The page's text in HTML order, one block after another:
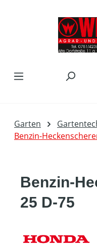
Garten
Benzin-
Benzin-
25 D-75